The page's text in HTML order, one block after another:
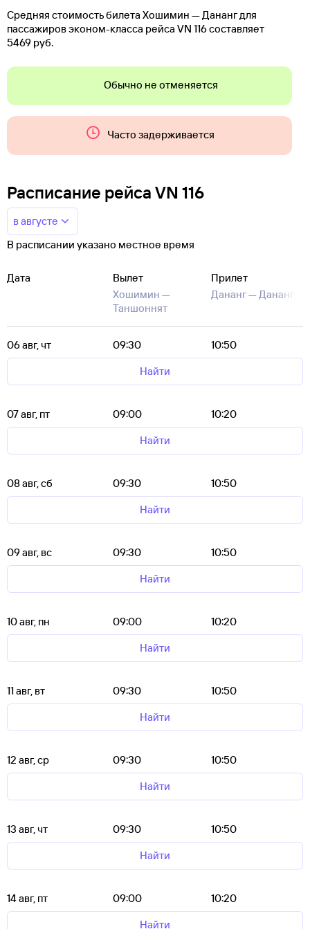
Средняя стоимость билета Хошимин — Дананг для
пассажиров эконом-класса рейса VN 116 составляет
5469 руб.
Обычно не отменяется
Часто задерживается
Расписание рейса VN 116
в августе
В расписании указано местное время
Дата
Вылет
Хошимин —
Таншоннят
Прилет
Дананг —Дананг
06 авг, чт 09:30
10:50
Найти
07 авг, пт 09:00
10:20
Найти
08 авг, сб 09:30
10:50
Найти
09 авг, вс 09:30
10:50
Найти
10 авг, пн 09:00
10:20
Найти
11 авг, вт 09:30
10:50
Найти
12 авг, ср 09:30
10:50
Найти
13 авг, чт 09:30
10:50
Найти
14 авг, пт 09:00
10:20
Найти